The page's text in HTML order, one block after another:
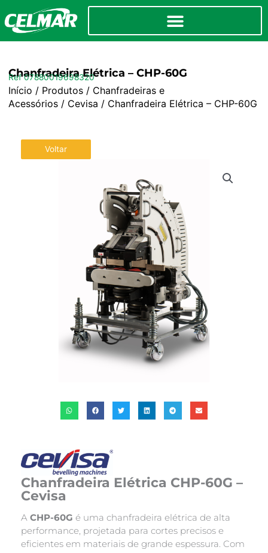
Chanfradeira Elétrica – CHP-60G
Ref 07880019698320
Início / Produtos/ Chanfradeiras e
Acessórios/ Cevisa / Chanfradeira Elétrica – CHP-60G
Voltar
Chanfradeira Elétrica CHP-60G –
Cevisa
A CHP-60G é uma chanfradeira elétrica de alta
performance, projetada para cortes precisos e
eficientes em materiais de grande espessura. Com